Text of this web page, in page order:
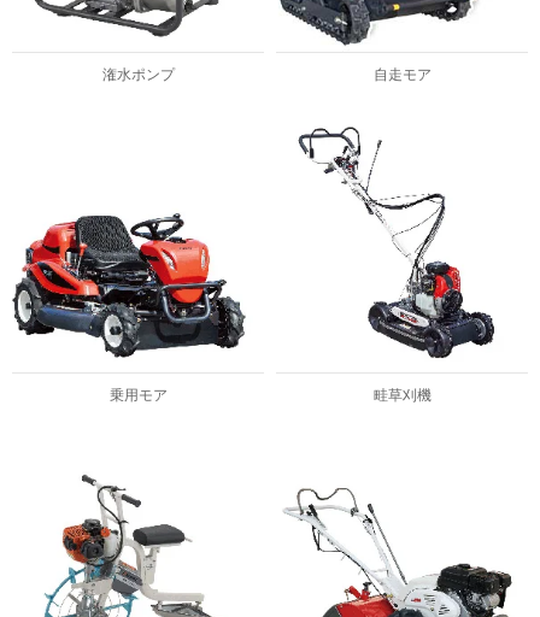
潅水ポンプ 自走モア
乗用モア 畦草刈機